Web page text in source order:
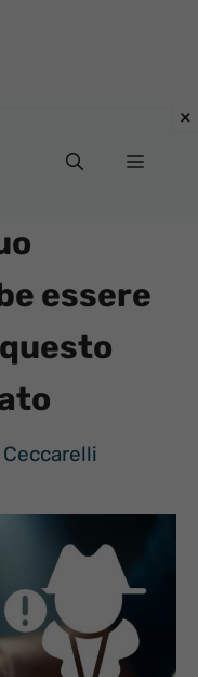
Menu
essere